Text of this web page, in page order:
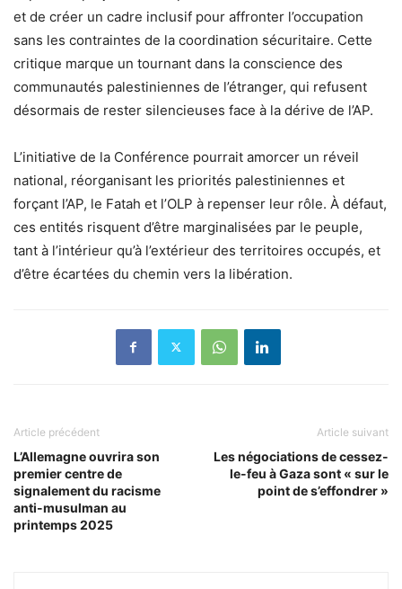
et de créer un cadre inclusif pour affronter l’occupation
sans les contraintes de la coordination sécuritaire. Cette
critique marque un tournant dans la conscience des
communautés palestiniennes de l’étranger, qui refusent
désormais de rester silencieuses face à la dérive de l’AP.
L’initiative de la Conférence pourrait amorcer un réveil
national, réorganisant les priorités palestiniennes et
forçant l’AP, le Fatah et l’OLP à repenser leur rôle. À défaut,
ces entités risquent d’être marginalisées par le peuple,
tant à l’intérieur qu’à l’extérieur des territoires occupés, et
d’être écartées du chemin vers la libération.
Article précédent
L’Allemagne ouvrira son
premier centre de
signalement du racisme
anti-musulman au
printemps 2025
Article suivant
Les négociations de cessez-
le-feu à Gaza sont « sur le
point de s’effondrer »